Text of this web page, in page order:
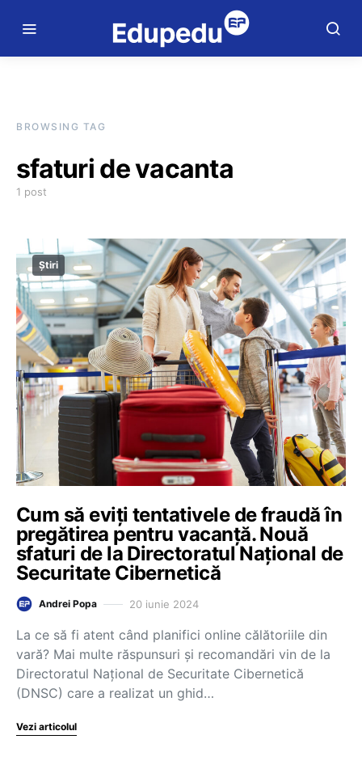
BROWSING TAG
sfaturi de vacanta
1 post
Știri
Cum să eviți tentativele de fraudă în
pregătirea pentru vacanță. Nouă
sfaturi de la Directoratul Național de
Securitate Cibernetică
Andrei Popa 20 iunie 2024
La ce să fi atent când planifici online călătoriile din
vară? Mai multe răspunsuri și recomandări vin de la
Directoratul Național de Securitate Cibernetică
(DNSC) care a realizat un ghid…
Vezi articolul